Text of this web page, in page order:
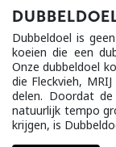
Dubbeldoel is
koeien die een
Onze dubbeldoel
die Fleckvieh,
delen. Doordat
natuurlijk tempo
krijgen, is